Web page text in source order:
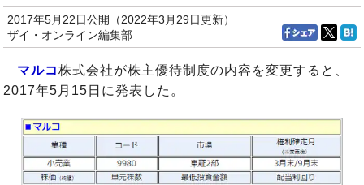
2017年5月22日公開（2022年3月29日更新）
ザイ・オンライン編集部
マルコ株式会社が株主優待制度の内容を変更すると、
2017年5月15日に発表した。